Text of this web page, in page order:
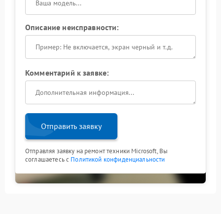
Описание неисправности:
Комментарий к заявке:
Отправить заявку
Отправляя заявку на ремонт техники Microsoft, Вы
соглашаетесь с Политикой конфиденциальности